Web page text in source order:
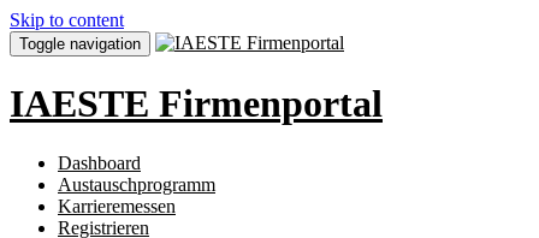
Skip to content
Toggle navigation
IAESTE Firmenportal
Dashboard
Austauschprogramm
Karrieremessen
Registrieren